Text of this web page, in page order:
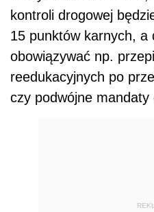
kontroli drogowej
15 punktów karnych, a
obowiązywać np.
reedukacyjnych po
czy podwójne mandaty